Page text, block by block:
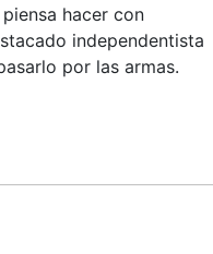
hacer con
independentista
por las armas.